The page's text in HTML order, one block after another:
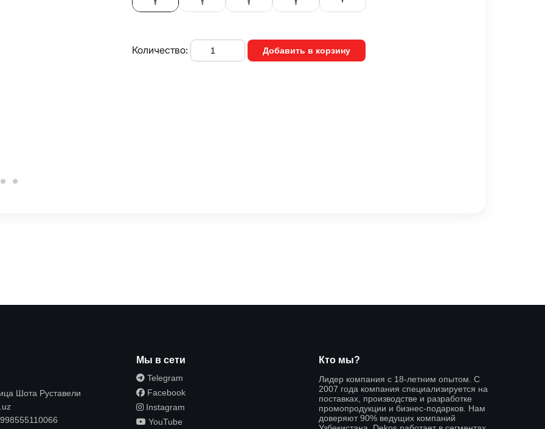
Количество: Добавить в корзину
Шота Руставели
Мы в сети
Telegram
Facebook
Instagram
YouTube
Кто мы?
Лидер компания с 18-летним опытом. С
2007 года компания специализируется на
поставках, производстве и разработке
промопродукции и бизнес-подарков. Нам
доверяют 90% ведущих компаний